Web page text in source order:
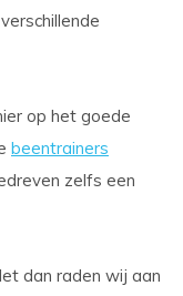
op het goede
beentrainers
zelfs een
dan raden wij aan